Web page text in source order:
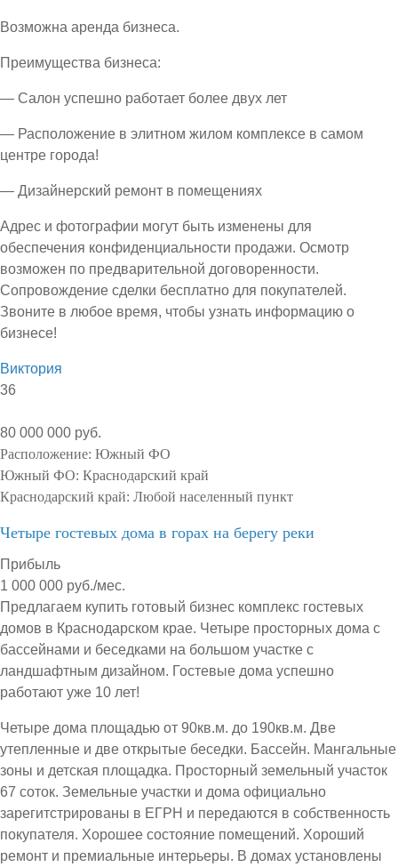
Возможна аренда бизнеса.
Преимущества бизнеса:
— Салон успешно работает более двух лет
— Расположение в элитном жилом комплексе в самом
центре города!
— Дизайнерский ремонт в помещениях
Адрес и фотографии могут быть изменены для
обеспечения конфиденциальности продажи. Осмотр
возможен по предварительной договоренности.
Сопровождение сделки бесплатно для покупателей.
Звоните в любое время, чтобы узнать информацию о
бизнесе!
Виктория
36
80 000 000 руб.
Расположение: Южный ФО
Южный ФО: Краснодарский край
Краснодарский край: Любой населенный пункт
Четыре гостевых дома в горах на берегу реки
Прибыль
1 000 000 руб./мес.
Предлагаем купить готовый бизнес комплекс гостевых
домов в Краснодарском крае. Четыре просторных дома с
бассейнами и беседками на большом участке с
ландшафтным дизайном. Гостевые дома успешно
работают уже 10 лет!
Четыре дома площадью от 90кв.м. до 190кв.м. Две
утепленные и две открытые беседки. Бассейн. Мангальные
зоны и детская площадка. Просторный земельный участок
67 соток. Земельные участки и дома официально
зарегитстрированы в ЕГРН и передаются в собственность
покупателя. Хорошее состояние помещений. Хороший
ремонт и премиальные интерьеры. В домах установлены